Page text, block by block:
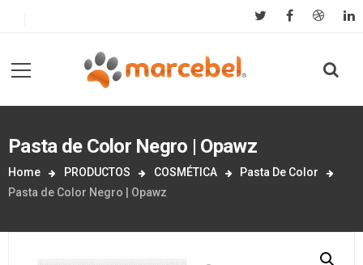
Pasta de Color Negro | Opawz
Home PRODUCTOS COSMÉTICA
Pasta De Color
Pasta de Color Negro | Opawz